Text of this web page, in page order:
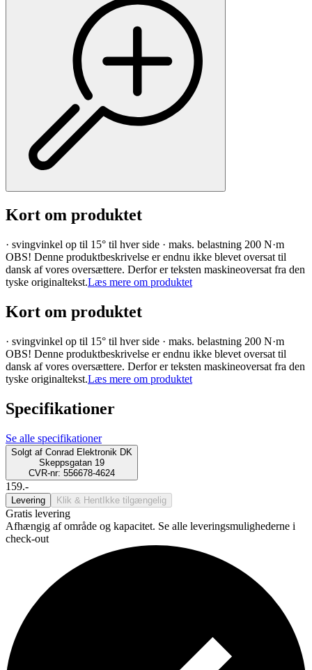
Kort om produktet
· svingvinkel op til 15° til hver side · maks. belastning 200 N·m
OBS! Denne produktbeskrivelse er endnu ikke blevet oversat til
dansk af vores oversættere. Derfor er teksten maskineoversat fra den
tyske originaltekst.Læs mere om produktet
Kort om produktet
· svingvinkel op til 15° til hver side · maks. belastning 200 N·m
OBS! Denne produktbeskrivelse er endnu ikke blevet oversat til
dansk af vores oversættere. Derfor er teksten maskineoversat fra den
tyske originaltekst.Læs mere om produktet
Specifikationer
Se alle specifikationer
Solgt af Conrad Elektronik DK
Skeppsgatan 19
CVR-nr: 556678-4624
159.-
Levering Klik & Hent Ikke tilgængelig
Gratis levering
Afhængig af område og kapacitet. Se alle leveringsmulighederne i
check-out